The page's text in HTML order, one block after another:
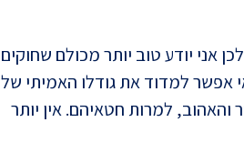
אני יודע טוב יותר מכולם שחוקים
אפשר למדוד את גודלו האמיתי של
והאהוב, למרות חטאיהם. אין יותר